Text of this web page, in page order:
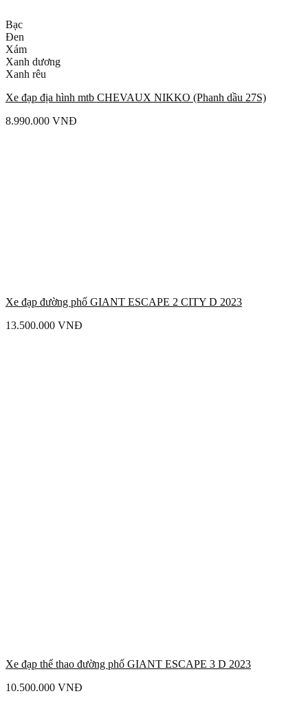
Bạc
Đen
Xám
Xanh dương
Xanh rêu
Xe đạp địa hình mtb CHEVAUX NIKKO (Phanh dầu 27S)
8.990.000 VNĐ
Xe đạp đường phố GIANT ESCAPE 2 CITY D 2023
13.500.000 VNĐ
Xe đạp thể thao đường phố GIANT ESCAPE 3 D 2023
10.500.000 VNĐ